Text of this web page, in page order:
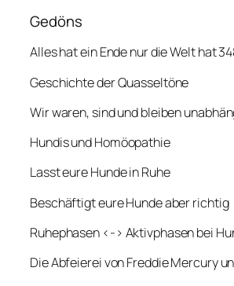
Gedöns
Alles hat ein Ende nur die Welt hat
Geschichte der Quasseltöne
Wir waren, sind und bleiben
Hundis und Homöopathie
Lasst eure Hunde in Ruhe
Beschäftigt eure Hunde aber richtig
Ruhephasen <-> Aktivphasen bei
Die Abfeierei von Freddie Mercury